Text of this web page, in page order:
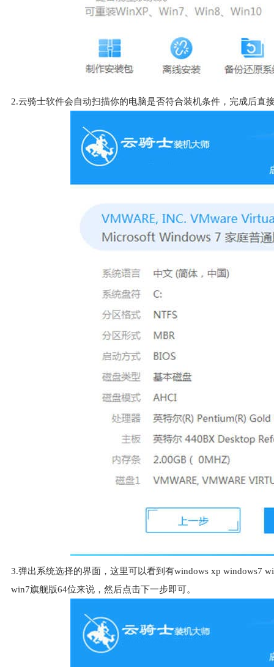
2.云骑士软件会自动扫描你的电脑是否符合装机条件，完成后直
3.弹出系统选择的界面，这里可以看到有windows xp windows7
win7旗舰版64位来说，然后点击下一步即可。